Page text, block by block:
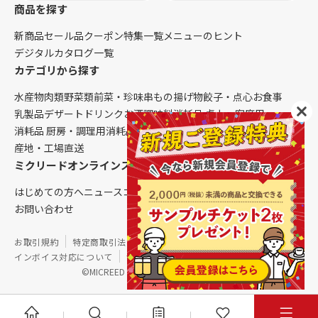
商品を探す
新商品セール品クーポン特集一覧メニューのヒント
デジタルカタログ一覧
カテゴリから探す
水産物肉類野菜類前菜・珍味串もの揚げ物餃子・点心お食事
乳製品デザート ドリンク お酒調味料消耗品 卓上・客席用
消耗品 厨房・調理用消耗品 クレンリネス生鮮品（配送便限定）
産地・工場直送
ミクリードオンラインストアについて
はじめての方へニュースコラムご利用ガイド会社概要
お問い合わせ
©MICREED CO.,LTD. All Rights Reserved.
お取引規約 特定商取引法に基づく表記
個人情報保護方針
インボイス対応について
サイトマップ